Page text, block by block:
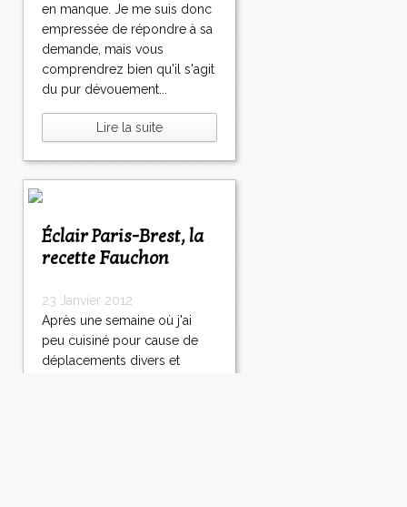
en manque. Je me suis donc
empressée de répondre à sa
demande, mais vous
comprendrez bien qu'il s'agit
du pur dévouement...
Lire la suite
Éclair Paris-Brest, la
recette Fauchon
23 Janvier 2012
Après une semaine où j'ai
peu cuisiné pour cause de
déplacements divers et